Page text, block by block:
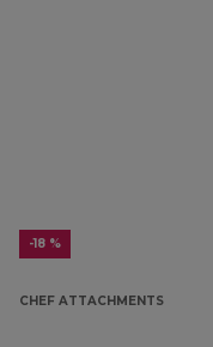
-18 %
CHEF ATTACHMENTS